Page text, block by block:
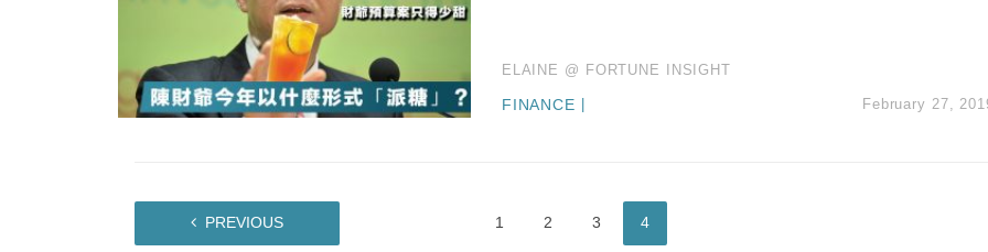
ELAINE @ FORTUNE INSIGHT
FINANCE | February 27,
PREVIOUS 1 2 3 4